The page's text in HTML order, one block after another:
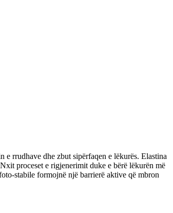
rrudhave dhe zbut sipërfaqen e lëkurës. Elastina
proceset e rigjenerimit duke e bërë lëkurën më
stabile formojnë një barrierë aktive që mbron